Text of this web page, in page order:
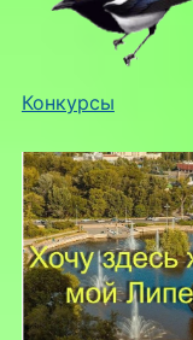
Конкурсы